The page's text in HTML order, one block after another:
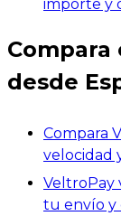
importe y
Compara
desde
Compara
velocidad
VeltroPay
tu envío y